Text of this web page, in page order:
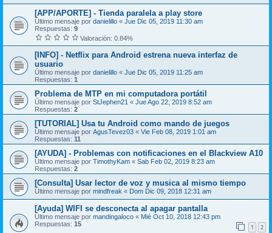
[APP/APORTE] - Tienda paralela a play store
Último mensaje por danielillo « Jue Dic 05, 2019 11:30 am
Respuestas: 9
Valoración: 0.84%
[INFO] - Netflix para Android estrena nueva interfaz de
usuario
Último mensaje por danielillo « Jue Dic 05, 2019 11:25 am
Respuestas: 1
Problema de MTP en mi computadora portátil
Último mensaje por StJephen21 « Jue Ago 22, 2019 8:52 am
Respuestas: 2
[TUTORIAL] Usa tu Android como mando de juegos
Último mensaje por AgusTevez03 « Vie Feb 08, 2019 1:01 am
Respuestas: 11
[AYUDA] - Problemas con notificaciones en el Blackview A10
Último mensaje por TimothyKam « Sab Feb 02, 2019 8:23 am
Respuestas: 2
[Consulta] Usar lector de voz y musica al mismo tiempo
Último mensaje por mindfreak « Dom Dic 09, 2018 12:31 am
[Ayuda] WIFI se desconecta al apagar pantalla
Último mensaje por mandingaloco « Mié Oct 10, 2018 12:43 pm
Respuestas: 15 1 2